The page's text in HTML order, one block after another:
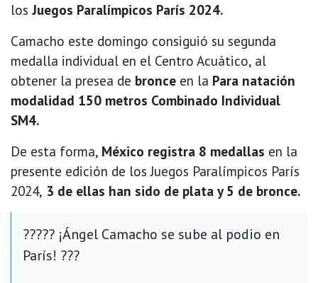
los Juegos Paralímpicos París 2024.
Camacho este domingo consiguió su segunda
medalla individual en el Centro Acuático, al
obtener la presea de bronce en la Para natación
modalidad 150 metros Combinado Individual
SM4.
De esta forma, México registra 8 medallas en la
presente edición de los Juegos Paralímpicos París
2024, 3 de ellas han sido de plata y 5 de bronce.
????? ¡Ángel Camacho se sube al podio en
París! ???